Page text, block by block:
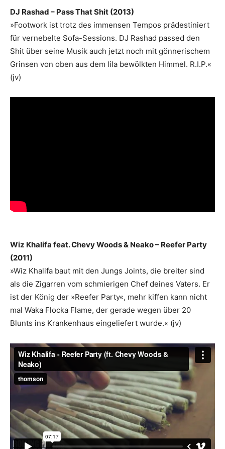
DJ Rashad – Pass That Shit (2013)
»Footwork ist trotz des immensen Tempos prädestiniert
für vernebelte Sofa-Sessions. DJ Rashad passed den
Shit über seine Musik auch jetzt noch mit gönnerischem
Grinsen von oben aus dem lila bewölkten Himmel. R.I.P.«
(jv)
Wiz Khalifa feat. Chevy Woods & Neako – Reefer Party
(2011)
»Wiz Khalifa baut mit den Jungs Joints, die breiter sind
als die Zigarren vom schmierigen Chef deines Vaters. Er
ist der König der »Reefer Party«, mehr kiffen kann nicht
mal Waka Flocka Flame, der gerade wegen über 20
Blunts ins Krankenhaus eingeliefert wurde.« (jv)